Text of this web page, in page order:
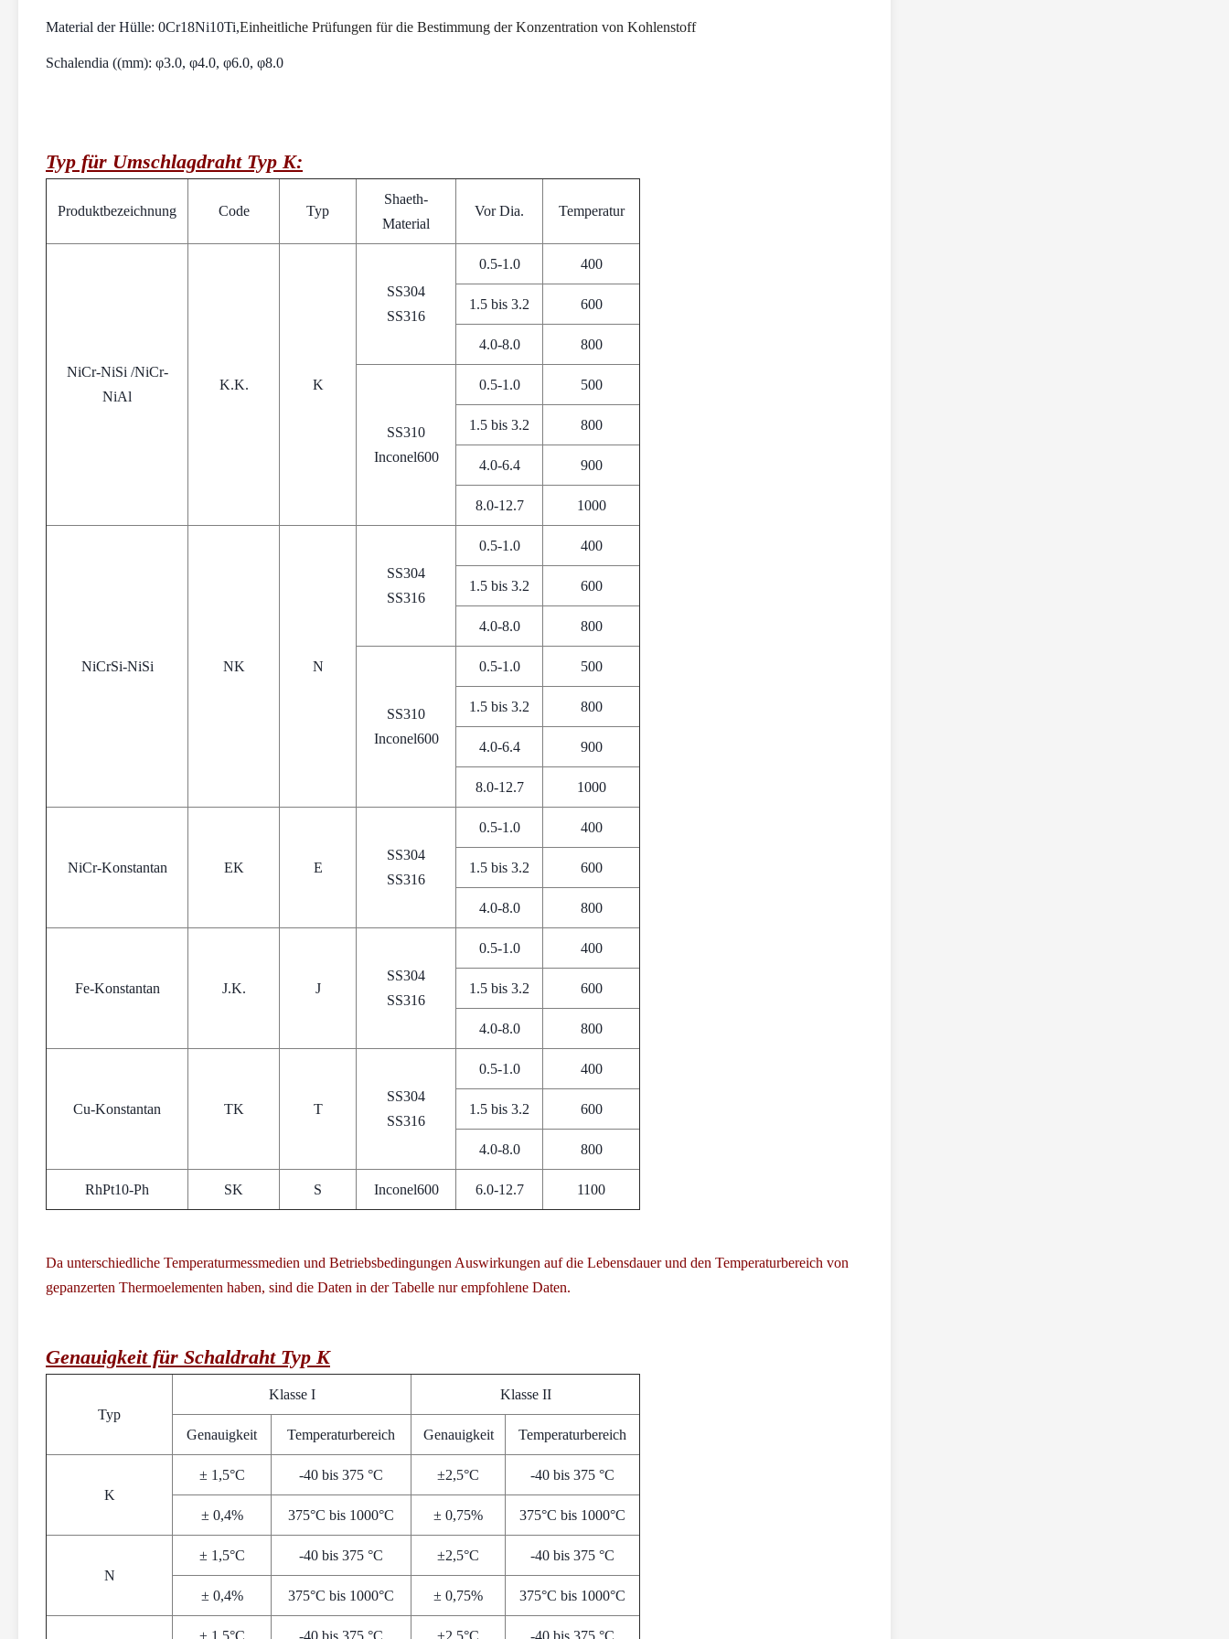
Material der Hülle: 0Cr18Ni10Ti,Einheitliche Prüfungen für die Bestimmung der Konzentration von Kohlenstoff
Schalendia ((mm): φ3.0, φ4.0, φ6.0, φ8.0
Typ für Umschlagdraht Typ K:
Produktbezeichnung Code Typ
Shaeth-
Material
Vor Dia. Temperatur
NiCr-NiSi /NiCr-
NiAl
K.K. K
SS304
SS316
0.5-1.0 400
1.5 bis 3.2 600
4.0-8.0 800
SS310
Inconel600
0.5-1.0 500
1.5 bis 3.2 800
4.0-6.4 900
8.0-12.7 1000
NiCrSi-NiSi NK N
SS304
SS316
0.5-1.0 400
1.5 bis 3.2 600
4.0-8.0 800
SS310
Inconel600
0.5-1.0 500
1.5 bis 3.2 800
4.0-6.4 900
8.0-12.7 1000
NiCr-Konstantan EK E
SS304
SS316
0.5-1.0 400
1.5 bis 3.2 600
4.0-8.0 800
Fe-Konstantan J.K. J
SS304
SS316
0.5-1.0 400
1.5 bis 3.2 600
4.0-8.0 800
Cu-Konstantan TK T
SS304
SS316
0.5-1.0 400
1.5 bis 3.2 600
4.0-8.0 800
RhPt10-Ph SK S Inconel600 6.0-12.7 1100
Da unterschiedliche Temperaturmessmedien und Betriebsbedingungen Auswirkungen auf die Lebensdauer und den Temperaturbereich von
gepanzerten Thermoelementen haben, sind die Daten in der Tabelle nur empfohlene Daten.
Genauigkeit für Schaldraht Typ K
Typ
Klasse I Klasse II
Genauigkeit Temperaturbereich Genauigkeit Temperaturbereich
K
± 1,5°C -40 bis 375 °C ±2,5°C -40 bis 375 °C
± 0,4% 375°C bis 1000°C ± 0,75% 375°C bis 1000°C
N
± 1,5°C -40 bis 375 °C ±2,5°C -40 bis 375 °C
± 0,4% 375°C bis 1000°C ± 0,75% 375°C bis 1000°C
± 1,5°C -40 bis 375 °C ±2,5°C -40 bis 375 °C